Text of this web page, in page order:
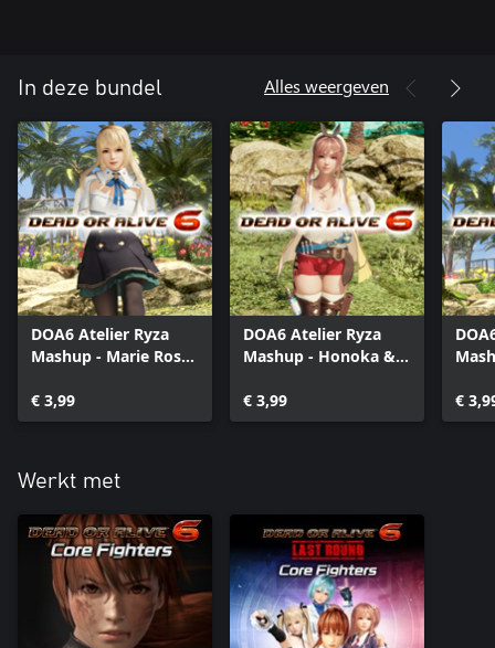
In deze bundel Alles weergeven
DOA6 Atelier Ryza
Mashup - Marie Rose
€ 3,99
DOA6 Atelier Ryza
Mashup - Honoka &
€ 3,99
€
Werkt met